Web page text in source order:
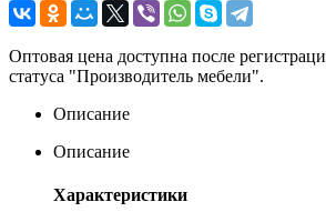
Оптовая цена доступна после
статуса "Производитель мебели".
Описание
Описание
Характеристики